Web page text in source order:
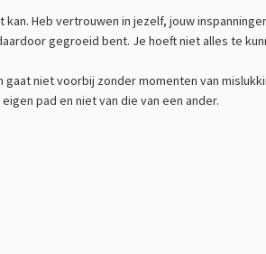
Heb vertrouwen in jezelf, jouw
gegroeid bent. Je hoeft niet alles te
niet voorbij zonder momenten van
pad en niet van die van een ander.